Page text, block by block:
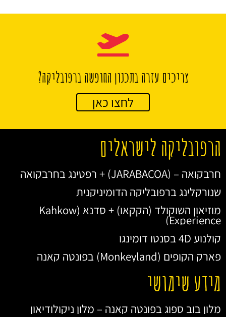
צריכים עזרה בתכנון החופשה ברפובליקה?
לחצו כאן
הרפובליקה לישראלים
חרבקואה – (JARABACOA) + רפטינג בחרבקואה
שנורקלינג ברפובליקה הדומיניקנית
מוזיאון השוקולד (הקקאו) + סדנא (Kahkow
Experience)
קולנוע 4D בסנטו דומינגו
פארק הקופים (Monkeyland) בפונטה קאנה
מידע שימושי
מלון בוב ספוג בפונטה קאנה – מלון ניקולודיאון